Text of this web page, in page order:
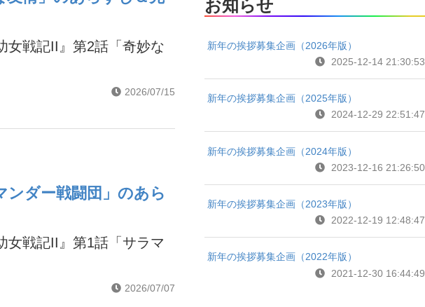
女戦記II』第2話「奇妙な
2026/07/15
ンダー戦闘団」のあら
女戦記II』第1話「サラマ
2026/07/07
お知らせ
新年の挨拶募集企画（2026年版）
2025-12-14 21:30:53
新年の挨拶募集企画（2025年版）
2024-12-29 22:51:47
新年の挨拶募集企画（2024年版）
2023-12-16 21:26:50
新年の挨拶募集企画（2023年版）
2022-12-19 12:48:47
新年の挨拶募集企画（2022年版）
2021-12-30 16:44:49